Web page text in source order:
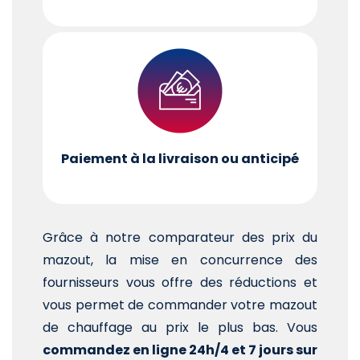
Paiement à la livraison ou anticipé
Grâce à notre comparateur des prix du
mazout, la mise en concurrence des
fournisseurs vous offre des réductions et
vous permet de commander votre mazout
de chauffage au prix le plus bas. Vous
commandez en ligne 24h/4 et 7 jours sur